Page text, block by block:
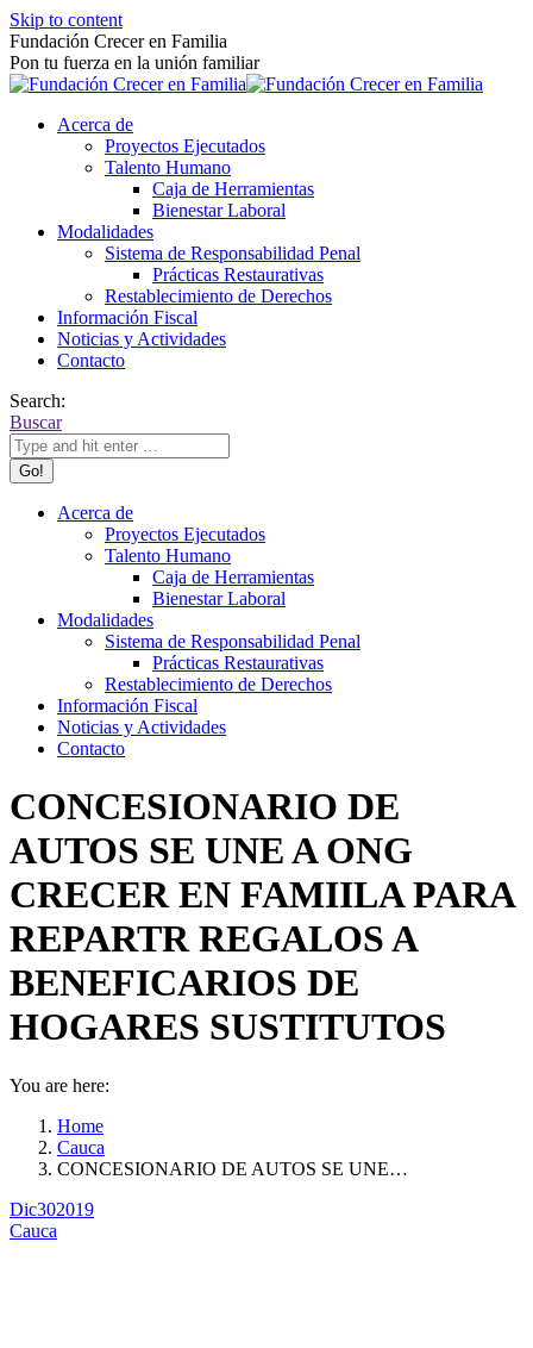
Skip to content
Fundación Crecer en Familia
Pon tu fuerza en la unión familiar
Acerca de
Proyectos Ejecutados
Talento Humano
Caja de Herramientas
Bienestar Laboral
Modalidades
Sistema de Responsabilidad Penal
Prácticas Restaurativas
Restablecimiento de Derechos
Información Fiscal
Noticias y Actividades
Contacto
Search:
Buscar
Acerca de
Proyectos Ejecutados
Talento Humano
Caja de Herramientas
Bienestar Laboral
Modalidades
Sistema de Responsabilidad Penal
Prácticas Restaurativas
Restablecimiento de Derechos
Información Fiscal
Noticias y Actividades
Contacto
CONCESIONARIO DE
AUTOS SE UNE A ONG
CRECER EN FAMIILA PARA
REPARTR REGALOS A
BENEFICARIOS DE
HOGARES SUSTITUTOS
You are here:
Home
Cauca
CONCESIONARIO DE AUTOS SE UNE…
Dic302019
Cauca